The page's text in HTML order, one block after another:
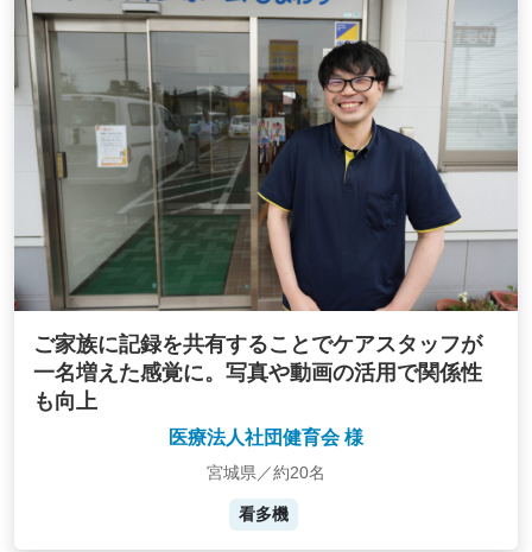
ご家族に記録を共有することでケアスタッフが
一名増えた感覚に。写真や動画の活用で関係性
も向上
医療法人社団健育会 様
宮城県／約20名
看多機